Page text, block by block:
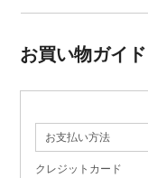
お買い物ガイド
お支払い方法
クレジットカード